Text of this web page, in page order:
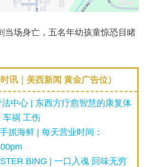
当场身亡，五名年幼孩童惊恐目睹
讯｜美西新闻 黄金广告位）
中心 | 东西方疗愈智慧的康复体
车祸 工伤
抓海鲜 | 每天营业时间：
BING | 一口入魂 回味无穷